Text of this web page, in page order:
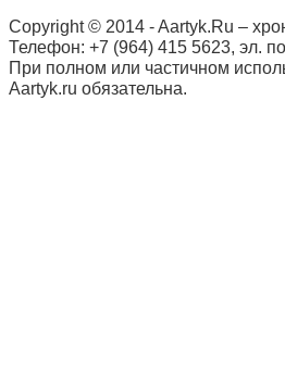
Copyright © 2014 - Aartyk.Ru –
Телефон: +7 (964) 415 5623, эл.
При полном или частичном
Aartyk.ru oбязательна.